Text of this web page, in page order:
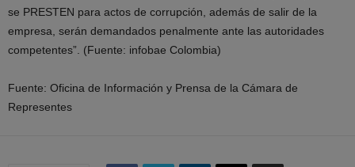
se PRESTEN para actos de corrupción, además de salir de la
empresa, serán demandados penalmente ante las autoridades
competentes”. (Fuente: infobae Colombia)
Fuente: Oficina de Información y Prensa de la Cámara de
Representes